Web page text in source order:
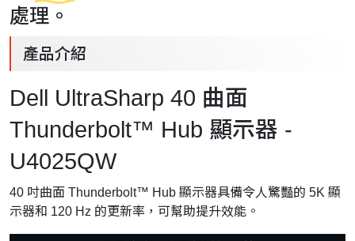
處理。
產品介紹
Dell UltraSharp 40 曲面
Thunderbolt™ Hub 顯示器 -
U4025QW
40 吋曲面 Thunderbolt™ Hub 顯示器具備令人驚豔的 5K 顯
示器和 120 Hz 的更新率，可幫助提升效能。